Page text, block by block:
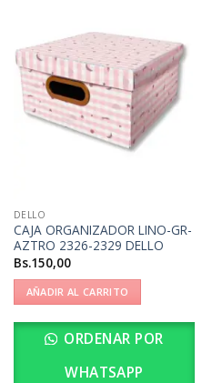
DELLO
CAJA ORGANIZADOR LINO-GR-
AZTRO 2326-2329 DELLO
Bs.150,00
AÑADIR AL CARRITO
ORDENAR POR
WHATSAPP